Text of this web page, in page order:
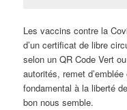
Les vaccins contre la
d’un certificat de libre
selon un QR Code Vert
autorités, remet
fondamental à la liberté
bon nous semble.